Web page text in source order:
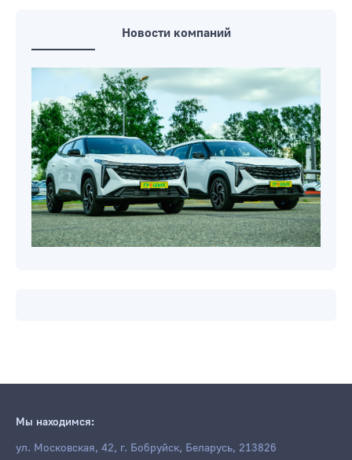
Новости компаний
Мы находимся:
ул. Московская, 42, г. Бобруйск, Беларусь, 213826